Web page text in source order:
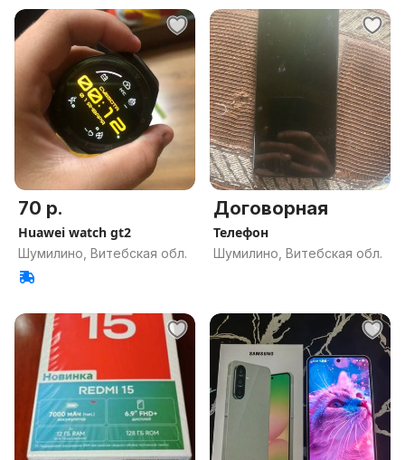
70 р.
Huawei watch gt2
Шумилино, Витебская обл.
Договорная
Телефон
Шумилино, Витебская обл.